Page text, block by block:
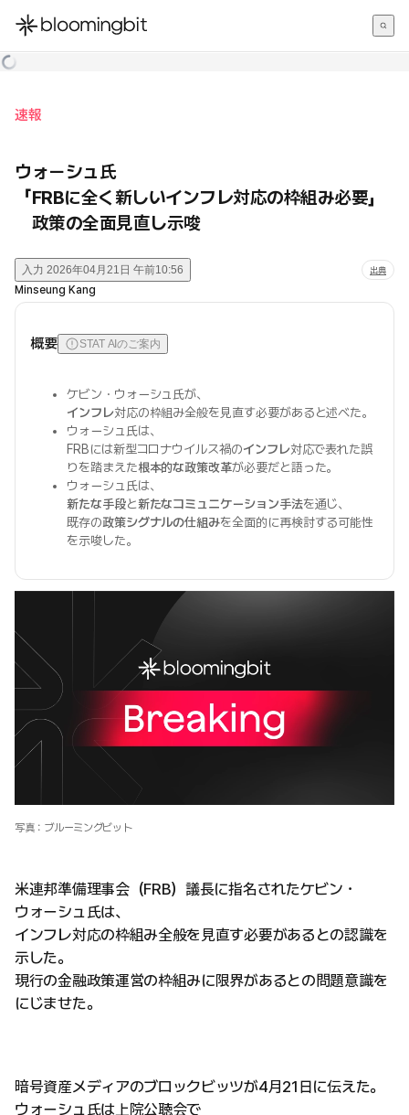
한국어
速報
ウォーシュ氏
「FRBに全く新しいインフレ対応の枠組み必要」
政策の全面見直し示唆
入力 2026年04月21日 午前10:56 出典
Minseung Kang
概要 STAT AIのご案内
ケビン・ウォーシュ氏が、
インフレ対応の枠組み全般を見直す必要があると述べた。
ウォーシュ氏は、
FRBには新型コロナウイルス禍のインフレ対応で表れた誤
りを踏まえた根本的な政策改革が必要だと語った。
ウォーシュ氏は、
新たな手段と新たなコミュニケーション手法を通じ、
既存の政策シグナルの仕組みを全面的に再検討する可能性
を示唆した。
写真：ブルーミングビット
米連邦準備理事会（FRB）議長に指名されたケビン・
ウォーシュ氏は、
インフレ対応の枠組み全般を見直す必要があるとの認識を
示した。
現行の金融政策運営の枠組みに限界があるとの問題意識を
にじませた。
暗号資産メディアのブロックビッツが4月21日に伝えた。
ウォーシュ氏は上院公聴会で